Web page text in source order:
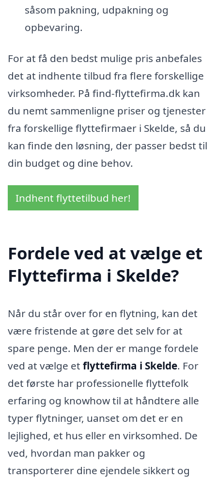
såsom pakning, udpakning og
opbevaring.
For at få den bedst mulige pris anbefales
det at indhente tilbud fra flere forskellige
virksomheder. På find-flyttefirma.dk kan
du nemt sammenligne priser og tjenester
fra forskellige flyttefirmaer i Skelde, så du
kan finde den løsning, der passer bedst til
din budget og dine behov.
Indhent flyttetilbud her!
Fordele ved at vælge et
Flyttefirma i Skelde?
Når du står over for en flytning, kan det
være fristende at gøre det selv for at
spare penge. Men der er mange fordele
ved at vælge et flyttefirma i Skelde. For
det første har professionelle flyttefolk
erfaring og knowhow til at håndtere alle
typer flytninger, uanset om det er en
lejlighed, et hus eller en virksomhed. De
ved, hvordan man pakker og
transporterer dine ejendele sikkert og